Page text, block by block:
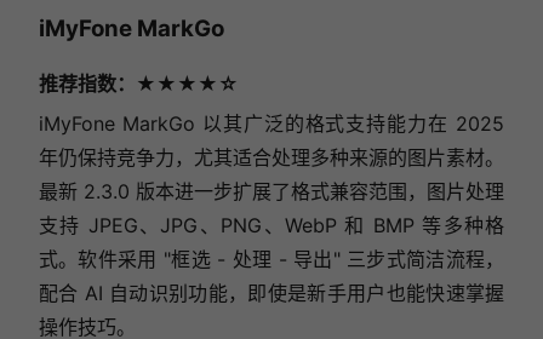
iMyFone MarkGo
推荐指数：★★★★☆
iMyFone MarkGo 以其广泛的格式支持能力在 2025
年仍保持竞争力，尤其适合处理多种来源的图片素材。
最新 2.3.0 版本进一步扩展了格式兼容范围，图片处理
支持 JPEG、JPG、PNG、WebP 和 BMP 等多种格
式。软件采用 "框选 - 处理 - 导出" 三步式简洁流程，
配合 AI 自动识别功能，即使是新手用户也能快速掌握
操作技巧。